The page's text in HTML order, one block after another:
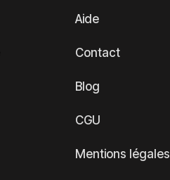
Aide
Contact
Blog
CGU
Mentions légales